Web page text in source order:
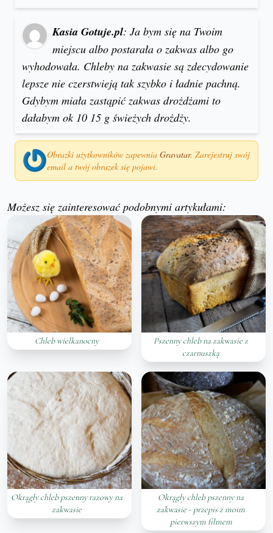
Kasia Gotuje.pl: Ja bym się na Twoim
miejscu albo postarała o zakwas albo go
wyhodowała. Chleby na zakwasie są zdecydowanie
lepsze nie czerstwieją tak szybko i ładnie pachną.
Gdybym miała zastąpić zakwas drożdżami to
dałabym ok 10 15 g świeżych drożdży.
Obrazki użytkowników zapewnia Gravatar. Zarejestruj swój
email a twój obrazek się pojawi.
Możesz się zainteresować podobnymi artykułami:
Chleb wielkanocny
Pszenny chleb na zakwasie z
czarnuszką
Okrągły chleb pszenny razowy na
zakwasie
Okrągły chleb pszenny na
zakwasie - przepis z moim
pierwszym filmem